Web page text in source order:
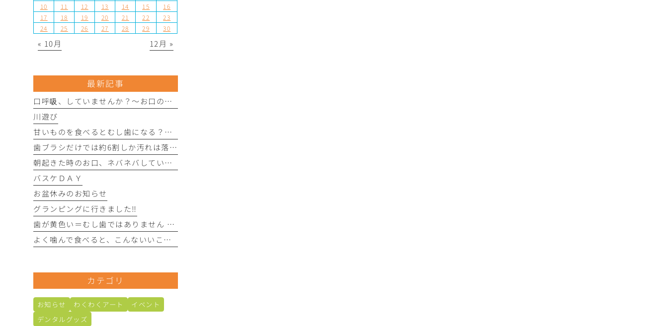
10
11 12 13 14 15
16
17
18 19 20 21 22
23
24
25 26 27 28 29 30
« 10月 12月 »
最新記事
口呼吸、していませんか？〜お口の健康にさまざまな影響を与えることがあります〜
川遊び
甘いものを食べるとむし歯になる？〜実は「食べる回数」がポイントです〜
歯ブラシだけでは約6割しか汚れは落とせません〜フロスや歯間ブラシが大切な理由〜
朝起きた時のお口、ネバネバしていませんか？ 〜実は細菌が増えているサインかもしれません〜
バスケＤＡＹ
お盆休みのお知らせ
グランピングに行きました‼︎
歯が黄色い＝むし歯ではありません 〜歯の色にはさまざまな原因があります〜
よく噛んで食べると、こんないいことがあります！
カテゴリ
お知らせ わくわくアート
イベント
デンタルグッズ